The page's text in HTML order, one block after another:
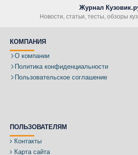
Журнал
Новости, статьи, тесты, обзоры
КОМПАНИЯ
О компании
Политика конфиденциальности
Пользовательское соглашение
ПОЛЬЗОВАТЕЛЯМ
Контакты
Карта сайта